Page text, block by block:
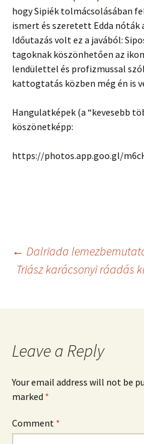
hogy Sipiék tolmácsolásában
ismert és szeretett Edda nóták
Időutazás volt ez a javából:
tagoknak köszönhetően az
lendülettel és profizmussal
kattogtatás közben még én is
Hangulatképek (a “kevesebb
köszönetképp:
https://photos.app.goo.gl/
Post
← Dalriada
Triász karácsonyi ráadás
Leave a Reply
Your email address will not be
marked *
Comment *